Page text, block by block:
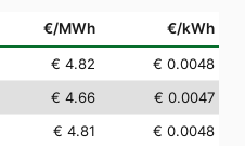
€/MWh €/kWh
€ 4.82
€ 0.0048
€ 4.66
€ 0.0047
€ 4.81
€ 0.0048